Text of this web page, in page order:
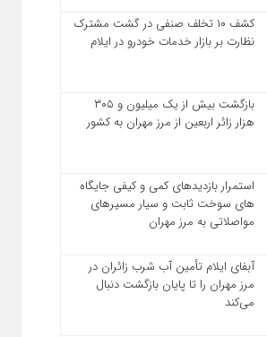
کشف ۱۰ تخلف صنفی در گشت مشترک
نظارت بر بازار خدمات خودرو در ایلام
بازگشت بیش از یک میلیون و ۳۰۵
هزار زائر اربعین از مرز مهران به کشور
استمرار بازدیدهای کمی و کیفی جایگاه‌
های سوخت ثابت و سیار مسیرهای
مواصلاتی به مرز مهران
آبفای ایلام تأمین آب شرب زائران در
مرز مهران را تا پایان بازگشت دنبال
می‌کند